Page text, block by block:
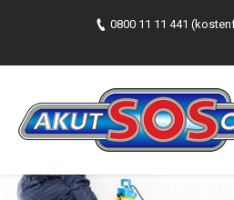
0800 11 11 441